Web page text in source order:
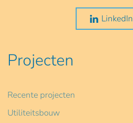
LinkedIn
Projecten
Recente projecten
Utiliteitsbouw